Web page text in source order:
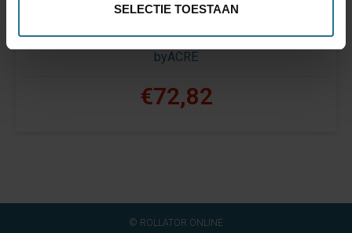
SELECTIE TOESTAAN
Respaldo
byACRE
€72,82
© ROLLATOR ONLINE